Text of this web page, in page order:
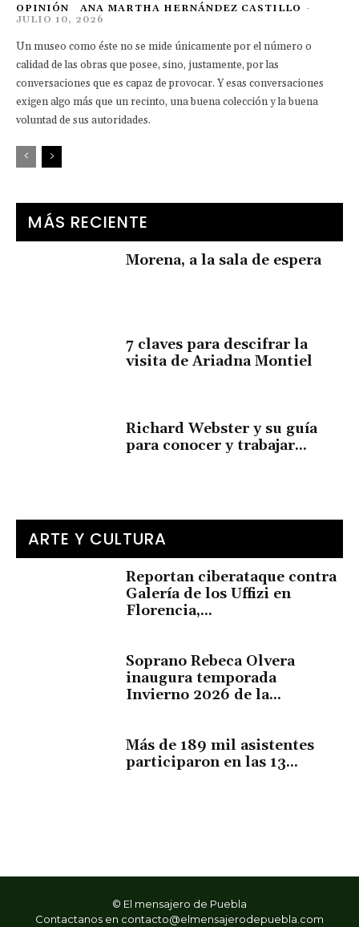
OPINIÓN ANA MARTHA HERNÁNDEZ CASTILLO -
JULIO 10, 2026
Un museo como éste no se mide únicamente por el número o
calidad de las obras que posee, sino, justamente, por las
conversaciones que es capaz de provocar. Y esas conversaciones
exigen algo más que un recinto, una buena colección y la buena
voluntad de sus autoridades.
MÁS RECIENTE
Morena, a la sala de espera
7 claves para descifrar la
visita de Ariadna Montiel
Richard Webster y su guía
para conocer y trabajar...
ARTE Y CULTURA
Reportan ciberataque contra
Galería de los Uffizi en
Florencia,...
Soprano Rebeca Olvera
inaugura temporada
Invierno 2026 de la...
Más de 189 mil asistentes
participaron en las 13...
© El mensajero de Puebla
Contactanos en contacto@elmensajerodepuebla.com